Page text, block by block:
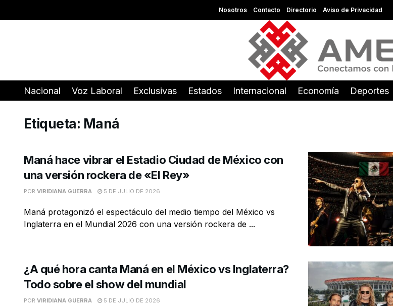
Nosotros Contacto Directorio Aviso de Privacidad
Nacional Voz Laboral Exclusivas Estados Internacional Economía Deportes
Etiqueta: Maná
Maná hace vibrar el Estadio Ciudad de México con
una versión rockera de «El Rey»
POR VIRIDIANA GUERRA 5 DE JULIO DE 2026
Maná protagonizó el espectáculo del medio tiempo del México vs
Inglaterra en el Mundial 2026 con una versión rockera de ...
¿A qué hora canta Maná en el México vs Inglaterra?
Todo sobre el show del mundial
POR VIRIDIANA GUERRA 5 DE JULIO DE 2026